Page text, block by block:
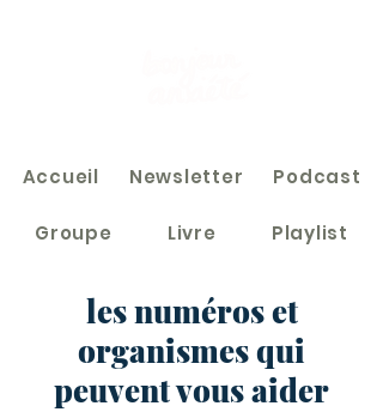
Accueil Newsletter Podcast
Groupe Livre Playlist
les numéros et
organismes qui
peuvent vous aider